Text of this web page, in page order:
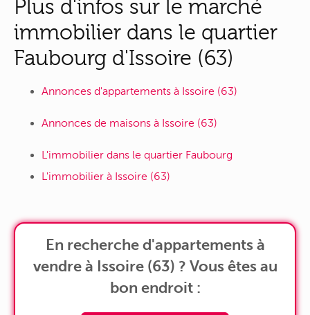
Plus d'infos sur le marché
immobilier dans le quartier
Faubourg d'Issoire (63)
Annonces d'appartements à Issoire (63)
Annonces de maisons à Issoire (63)
L'immobilier dans le quartier Faubourg
L'immobilier à Issoire (63)
En recherche d'appartements à
vendre à Issoire (63) ? Vous êtes au
bon endroit :